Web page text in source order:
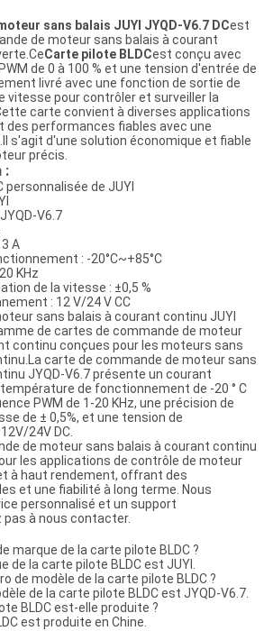
sans balais JUYI JYQD-V6.7 DCest
de moteur sans balais à courant
Carte pilote BLDCest conçu avec
de 0 à 100 % et une tension d'entrée de
livré avec une fonction de sortie de
vitesse pour contrôler et surveiller la
carte convient à diverses applications
performances fiables avec une
s'agit d'une solution économique et fiable
précis.
:
personnalisée de JUYI
V6.7
A
: -20°C~+85°C
KHz
de la vitesse : ±0,5 %
: 12 V/24 V CC
sans balais à courant continu JUYI
de cartes de commande de moteur
continu conçues pour les moteurs sans
carte de commande de moteur sans
JYQD-V6.7 présente un courant
de fonctionnement de -20 ° C
PWM de 1-20 KHz, une précision de
de ± 0,5%, et une tension de
24V DC.
de moteur sans balais à courant continu
les applications de contrôle de moteur
à haut rendement, offrant des
et une fiabilité à long terme. Nous
personnalisé et un support
à nous contacter.
marque de la carte pilote BLDC ?
de la carte pilote BLDC est JUYI.
de modèle de la carte pilote BLDC ?
de la carte pilote BLDC est JYQD-V6.7.
BLDC est-elle produite ?
est produite en Chine.